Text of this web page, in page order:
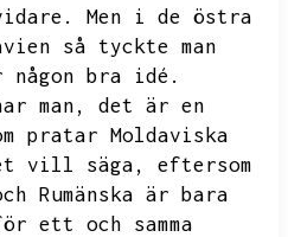
Men i de östra
så tyckte man
bra idé.
man,
det är en
pratar Moldaviska
vill säga,
eftersom
Rumänska är bara
ett och samma